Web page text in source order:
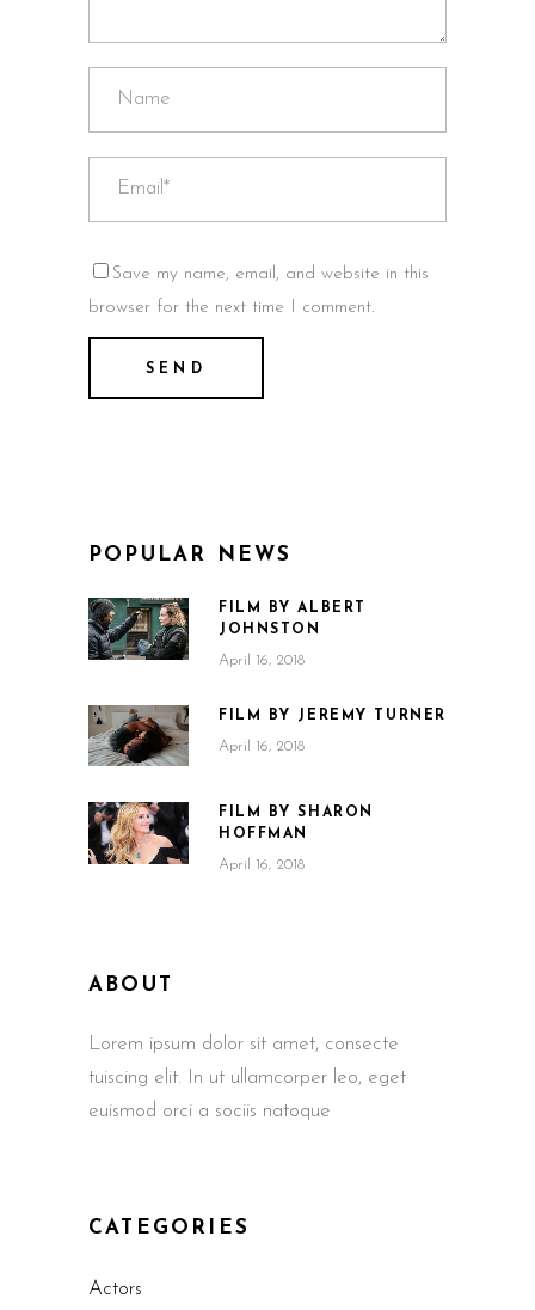
Save my name, email, and website in this
browser for the next time I comment.
POPULAR NEWS
FILM BY ALBERT
JOHNSTON
April 16, 2018
FILM BY JEREMY TURNER
April 16, 2018
FILM BY SHARON
HOFFMAN
April 16, 2018
ABOUT
Lorem ipsum dolor sit amet, consecte
tuiscing elit. In ut ullamcorper leo, eget
euismod orci a sociis natoque
CATEGORIES
Actors